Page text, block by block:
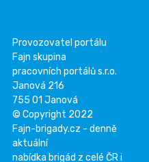
Provozovatel portálu
Fajn skupina
pracovních portálů s.r.o.
Janová 216
755 01 Janová
© Copyright 2022
Fajn-brigady.cz - denně
aktuální
nabídka brigád z celé ČR i